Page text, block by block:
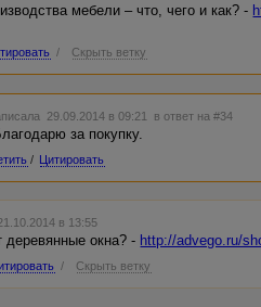
мебели – что, чего и как? -
/ Скрыть ветку
29.09.2014 в 09:21 в ответ на #34
за покупку.
/ Цитировать
в 13:55
деревянные окна? - http://advego.ru/
/ Скрыть ветку